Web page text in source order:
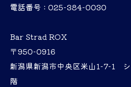
電話番号 : 025-384-0030
Bar Strad ROX
〒950-0916
新潟県新潟市中央区米山1-7-1
階